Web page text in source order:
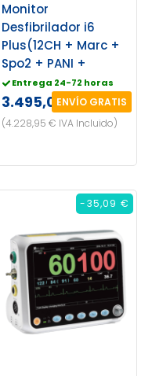
Monitor
Desfibrilador i6
Plus(12CH + Marc +
Spo2 + PANI +
Entrega 24-72 horas
3.495,00 €ENVÍO GRATIS
(4.228,95 € IVA Incluido)
-35,09 €